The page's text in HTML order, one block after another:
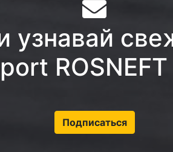
узнавай
Подписаться